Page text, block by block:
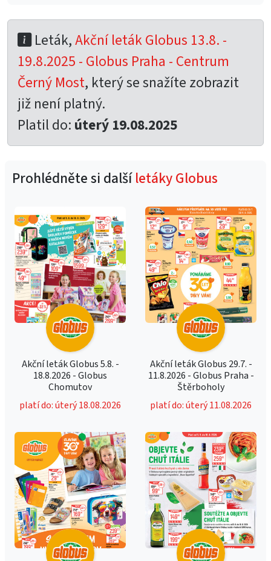
Leták,Akční leták Globus 13.8. -
19.8.2025 - Globus Praha - Centrum
Černý Most, který se snažíte zobrazit
již není platný.
Platil do: úterý 19.08.2025
Prohlédněte si dalšíletáky Globus
Akční leták Globus 5.8. -
18.8.2026 - Globus
Chomutov
platí do: úterý 18.08.2026
Akční leták Globus 29.7. -
11.8.2026 - Globus Praha -
Štěrboholy
platí do: úterý 11.08.2026